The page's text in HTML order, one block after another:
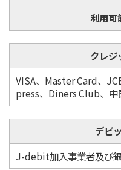
利用可
クレジ
VISA、Master Card、
press、Diners Club、中
デビ
J-debit加入事業者及び